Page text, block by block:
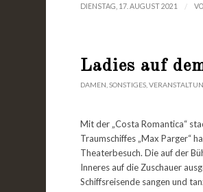
DIENSTAG, 17. AUGUST 2021 /
Ladies auf
DAMEN ,SONSTIGES ,
Mit der „Costa Romantica“
Traumschiffes „Max Parger“
Theaterbesuch. Die auf der
Inneres auf die Zuschauer
Schiffsreisende sangen und